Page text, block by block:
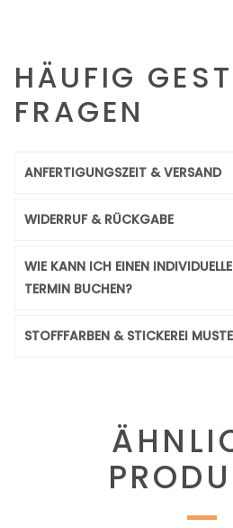
HÄUFIG
FRAGEN
ANFERTIGUNGSZEIT & VERSAND
WIDERRUF & RÜCKGABE
WIE KANN ICH EINEN
TERMIN BUCHEN?
STOFFFARBEN & STICKEREI